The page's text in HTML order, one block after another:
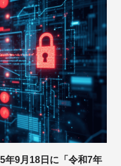
年9月18日に「令和7年